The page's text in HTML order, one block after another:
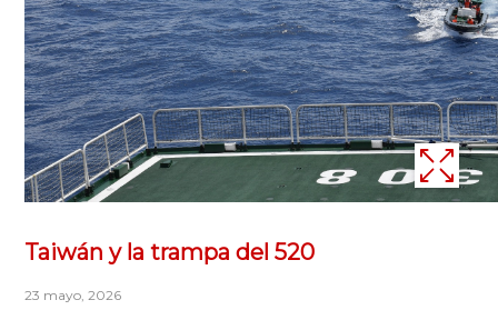
Taiwán y la trampa del 520
23 mayo, 2026